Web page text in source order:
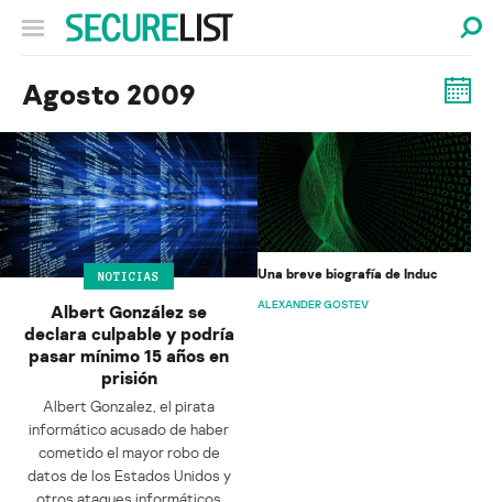
Agosto 2009
NOTICIAS
Albert González se
declara culpable y podría
pasar mínimo 15 años en
prisión
Albert Gonzalez, el pirata
informático acusado de haber
cometido el mayor robo de
datos de los Estados Unidos y
Una breve biografía de Induc
ALEXANDER GOSTEV